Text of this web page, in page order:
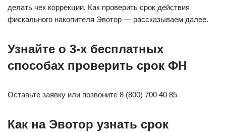
делать чек коррекции. Как проверить срок действия
фискального накопителя Эвотор — рассказываем далее.
Узнайте о 3-х бесплатных
способах проверить срок ФН
Оставьте заявку или позвоните 8 (800) 700 40 85
Как на Эвотор узнать срок